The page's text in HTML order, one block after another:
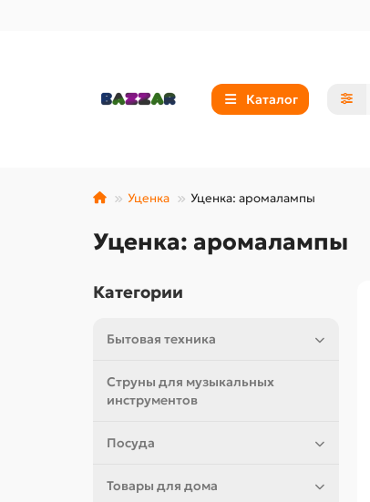
Каталог
Уценка Уценка: аромалампы
Уценка: аромалампы
Категории
Бытовая техника
Струны для музыкальных
инструментов
Посуда
Товары для дома